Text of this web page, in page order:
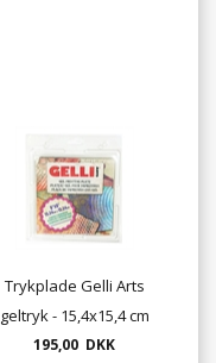
Trykplade Gelli Arts
geltryk - 15,4x15,4 cm
195,00 DKK